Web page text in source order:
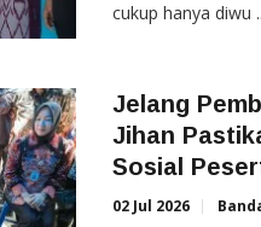
cukup hanya diwu
Jelang
Jihan
Sosial
02 Jul 2026